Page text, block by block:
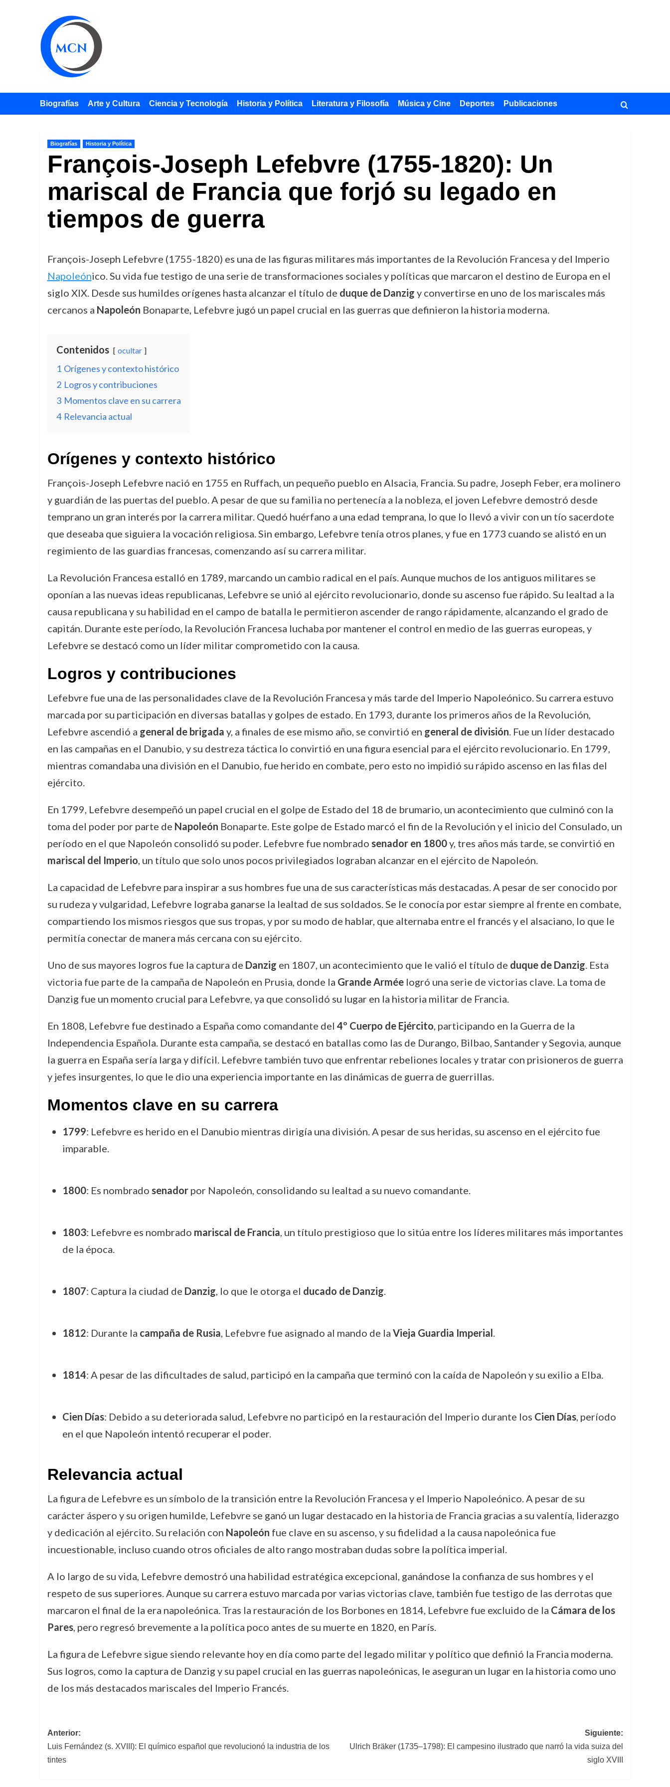
Biografías Arte y Cultura Ciencia y Tecnología Historia y Política Literatura y Filosofía Música y Cine Deportes Publicaciones
Biografías Historia y Política
François-Joseph Lefebvre (1755-1820): Un
mariscal de Francia que forjó su legado en
tiempos de guerra
François-Joseph Lefebvre (1755-1820) es una de las figuras militares más importantes de la Revolución Francesa y del Imperio
Napoleónico. Su vida fue testigo de una serie de transformaciones sociales y políticas que marcaron el destino de Europa en el
siglo XIX. Desde sus humildes orígenes hasta alcanzar el título de duque de Danzig y convertirse en uno de los mariscales más
cercanos a Napoleón Bonaparte, Lefebvre jugó un papel crucial en las guerras que definieron la historia moderna.
Contenidos ocultar
1 Orígenes y contexto histórico
2 Logros y contribuciones
3 Momentos clave en su carrera
4 Relevancia actual
Orígenes y contexto histórico
François-Joseph Lefebvre nació en 1755 en Ruffach, un pequeño pueblo en Alsacia, Francia. Su padre, Joseph Feber, era molinero
y guardián de las puertas del pueblo. A pesar de que su familia no pertenecía a la nobleza, el joven Lefebvre demostró desde
temprano un gran interés por la carrera militar. Quedó huérfano a una edad temprana, lo que lo llevó a vivir con un tío sacerdote
que deseaba que siguiera la vocación religiosa. Sin embargo, Lefebvre tenía otros planes, y fue en 1773 cuando se alistó en un
regimiento de las guardias francesas, comenzando así su carrera militar.
La Revolución Francesa estalló en 1789, marcando un cambio radical en el país. Aunque muchos de los antiguos militares se
oponían a las nuevas ideas republicanas, Lefebvre se unió al ejército revolucionario, donde su ascenso fue rápido. Su lealtad a la
causa republicana y su habilidad en el campo de batalla le permitieron ascender de rango rápidamente, alcanzando el grado de
capitán. Durante este período, la Revolución Francesa luchaba por mantener el control en medio de las guerras europeas, y
Lefebvre se destacó como un líder militar comprometido con la causa.
Logros y contribuciones
Lefebvre fue una de las personalidades clave de la Revolución Francesa y más tarde del Imperio Napoleónico. Su carrera estuvo
marcada por su participación en diversas batallas y golpes de estado. En 1793, durante los primeros años de la Revolución,
Lefebvre ascendió a general de brigada y, a finales de ese mismo año, se convirtió en general de división. Fue un líder destacado
en las campañas en el Danubio, y su destreza táctica lo convirtió en una figura esencial para el ejército revolucionario. En 1799,
mientras comandaba una división en el Danubio, fue herido en combate, pero esto no impidió su rápido ascenso en las filas del
ejército.
En 1799, Lefebvre desempeñó un papel crucial en el golpe de Estado del 18 de brumario, un acontecimiento que culminó con la
toma del poder por parte de Napoleón Bonaparte. Este golpe de Estado marcó el fin de la Revolución y el inicio del Consulado, un
período en el que Napoleón consolidó su poder. Lefebvre fue nombrado senador en 1800y, tres años más tarde, se convirtió en
mariscal del Imperio, un título que solo unos pocos privilegiados lograban alcanzar en el ejército de Napoleón.
La capacidad de Lefebvre para inspirar a sus hombres fue una de sus características más destacadas. A pesar de ser conocido por
su rudeza y vulgaridad, Lefebvre lograba ganarse la lealtad de sus soldados. Se le conocía por estar siempre al frente en combate,
compartiendo los mismos riesgos que sus tropas, y por su modo de hablar, que alternaba entre el francés y el alsaciano, lo que le
permitía conectar de manera más cercana con su ejército.
Uno de sus mayores logros fue la captura de Danzig en 1807, un acontecimiento que le valió el título de duque de Danzig. Esta
victoria fue parte de la campaña de Napoleón en Prusia, donde la Grande Arméelogró una serie de victorias clave. La toma de
Danzig fue un momento crucial para Lefebvre, ya que consolidó su lugar en la historia militar de Francia.
En 1808, Lefebvre fue destinado a España como comandante del 4º Cuerpo de Ejército, participando en la Guerra de la
Independencia Española. Durante esta campaña, se destacó en batallas como las de Durango, Bilbao, Santander y Segovia, aunque
la guerra en España sería larga y difícil. Lefebvre también tuvo que enfrentar rebeliones locales y tratar con prisioneros de guerra
y jefes insurgentes, lo que le dio una experiencia importante en las dinámicas de guerra de guerrillas.
Momentos clave en su carrera
1799: Lefebvre es herido en el Danubio mientras dirigía una división. A pesar de sus heridas, su ascenso en el ejército fue
imparable.
1800: Es nombrado senadorpor Napoleón, consolidando su lealtad a su nuevo comandante.
1803: Lefebvre es nombrado mariscal de Francia, un título prestigioso que lo sitúa entre los líderes militares más importantes
de la época.
1807: Captura la ciudad de Danzig, lo que le otorga el ducado de Danzig.
1812: Durante la campaña de Rusia, Lefebvre fue asignado al mando de la Vieja Guardia Imperial.
1814: A pesar de las dificultades de salud, participó en la campaña que terminó con la caída de Napoleón y su exilio a Elba.
Cien Días: Debido a su deteriorada salud, Lefebvre no participó en la restauración del Imperio durante los Cien Días, período
en el que Napoleón intentó recuperar el poder.
Relevancia actual
La figura de Lefebvre es un símbolo de la transición entre la Revolución Francesa y el Imperio Napoleónico. A pesar de su
carácter áspero y su origen humilde, Lefebvre se ganó un lugar destacado en la historia de Francia gracias a su valentía, liderazgo
y dedicación al ejército. Su relación con Napoleón fue clave en su ascenso, y su fidelidad a la causa napoleónica fue
incuestionable, incluso cuando otros oficiales de alto rango mostraban dudas sobre la política imperial.
A lo largo de su vida, Lefebvre demostró una habilidad estratégica excepcional, ganándose la confianza de sus hombres y el
respeto de sus superiores. Aunque su carrera estuvo marcada por varias victorias clave, también fue testigo de las derrotas que
marcaron el final de la era napoleónica. Tras la restauración de los Borbones en 1814, Lefebvre fue excluido de la Cámara de los
Pares, pero regresó brevemente a la política poco antes de su muerte en 1820, en París.
La figura de Lefebvre sigue siendo relevante hoy en día como parte del legado militar y político que definió la Francia moderna.
Sus logros, como la captura de Danzig y su papel crucial en las guerras napoleónicas, le aseguran un lugar en la historia como uno
de los más destacados mariscales del Imperio Francés.
Navegación
de
Anterior:
Luis Fernández (s. XVIII): El químico español que revolucionó la industria de los
tintes
Siguiente:
Ulrich Bräker (1735–1798): El campesino ilustrado que narró la vida suiza del
siglo XVIII